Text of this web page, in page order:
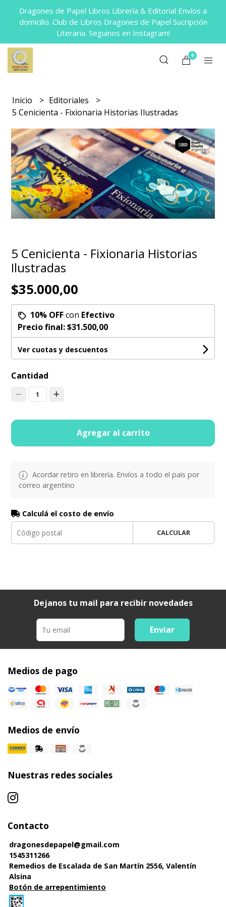
Dragones de Papel Libros Librería & Editorial Envíos a
domicilio. Club de Libros Dragones de Papel Sucripción
Literaria. Seguinos en Instagram!
0
Inicio
Editoriales
5 Cenicienta - Fixionaria Historias Ilustradas
5 Cenicienta - Fixionaria Historias
Ilustradas
$35.000,00
10% OFFcon Efectivo
Precio final:$31.500,00
Ver cuotas y descuentos
Cantidad
1
Agregar al carrito
Acordar retiro en librería. Envíos a todo el país por
correo argentino
Calculá el costo de envío
CALCULAR
Dejanos tu mail para recibir novedades
Enviar
Medios de pago
Medios de envío
Nuestras redes sociales
Contacto
dragonesdepapel@gmail.com
1545311266
Remedios de Escalada de San Martín 2556, Valentín
Alsina
Botón de arrepentimiento